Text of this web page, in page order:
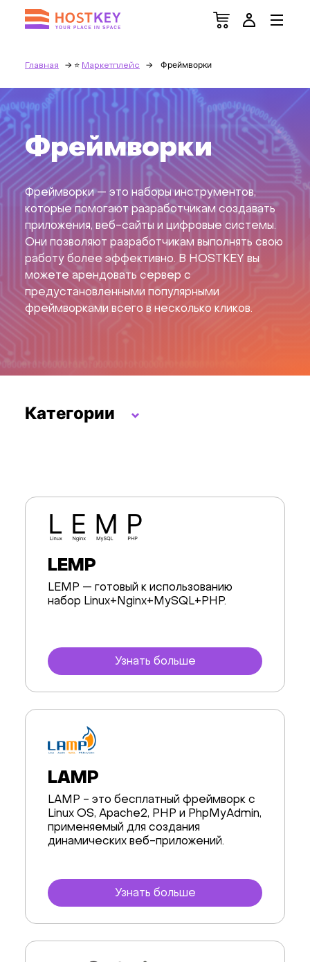
Главная Маркетплейс Фреймворки
Фреймворки
Фреймворки — это наборы инструментов,
которые помогают разработчикам создавать
приложения, веб-сайты и цифровые системы.
Они позволяют разработчикам выполнять свою
работу более эффективно. В HOSTKEY вы
можете арендовать сервер с
предустановленными популярными
фреймворками всего в несколько кликов.
Категории
Безопасность
Языковые LLM-модели
Базы данных
Инструменты
разработчика
Наука о данных
Desktop приложения
Виртуализация
Управление сайтом и CMS
Коммуникация
Мониторинг
Стриминг
LEMP
LEMP — готовый к использованию
набор Linux+Nginx+MySQL+PHP.
Узнать больше
LAMP
LAMP - это бесплатный фреймворк с
Linux OS, Apache2, PHP и PhpMyAdmin,
применяемый для создания
динамических веб-приложений.
Узнать больше